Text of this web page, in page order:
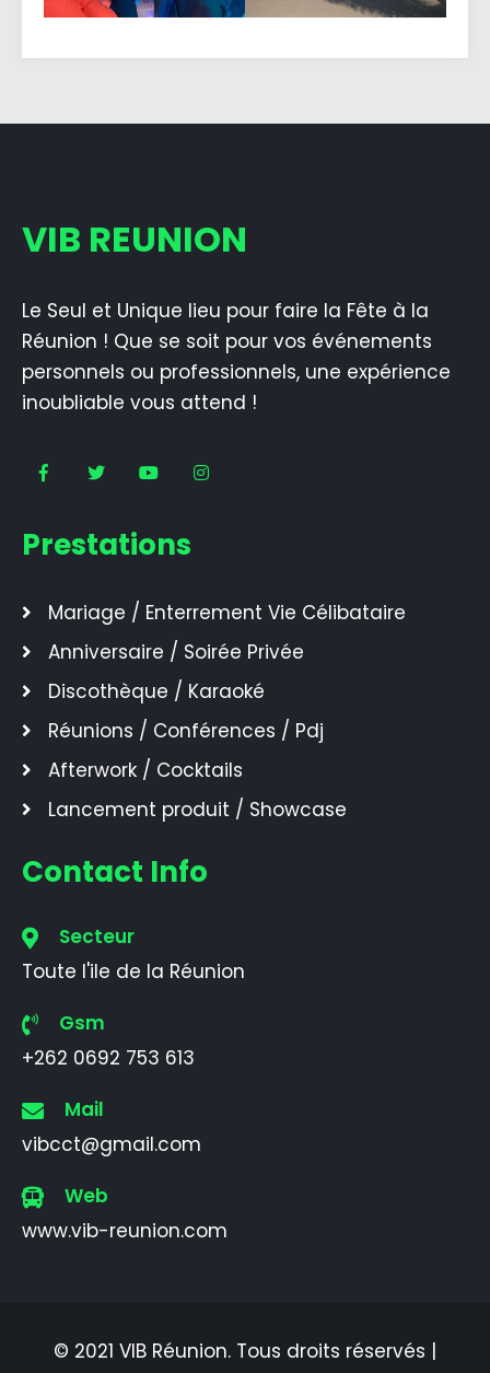
VIB REUNION
Le Seul et Unique lieu pour faire la Fête à la
Réunion ! Que se soit pour vos événements
personnels ou professionnels, une expérience
inoubliable vous attend !
Prestations
Mariage / Enterrement Vie Célibataire
Anniversaire / Soirée Privée
Discothèque / Karaoké
Réunions / Conférences / Pdj
Afterwork / Cocktails
Lancement produit / Showcase
Contact Info
Secteur
Toute l'ile de la Réunion
Gsm
+262 0692 753 613
Mail
vibcct@gmail.com
Web
www.vib-reunion.com
© 2021 VIB Réunion. Tous droits réservés |